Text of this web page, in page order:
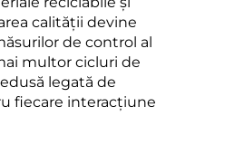
calității devine
de control al
multor cicluri de
legată de
fiecare interacțiune